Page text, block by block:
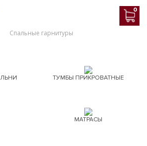
0
Спальные гарнитуры
ТУМБЫ ПРИКРОВАТНЫЕ
МАТРАСЫ